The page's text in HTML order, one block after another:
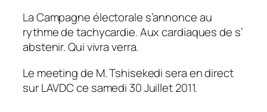
La Campagne électorale s’annonce au
rythme de tachycardie. Aux cardiaques de s’
abstenir. Qui vivra verra.
Le meeting de M. Tshisekedi sera en direct
sur LAVDC ce samedi 30 Juillet 2011.